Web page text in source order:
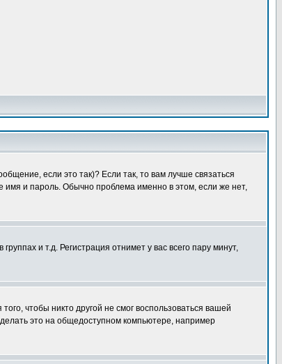
если это так)? Если так, то вам лучше связаться
имя и пароль. Обычно проблема именно в этом, если же нет,
и т.д. Регистрация отнимет у вас всего пару минут,
чтобы никто другой не смог воспользоваться вашей
это на общедоступном компьютере, например